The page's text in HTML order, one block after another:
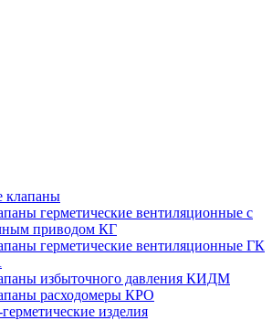
клапаны
герметические вентиляционные с
приводом КГ
герметические вентиляционные ГК
избыточного давления КИДМ
расходомеры КРО
изделия